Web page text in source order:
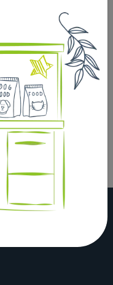
Action
de calendula et
d'eucalyptus ;
essentielle de
nourrit et